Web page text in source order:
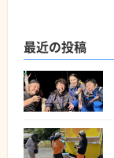
最近の投稿